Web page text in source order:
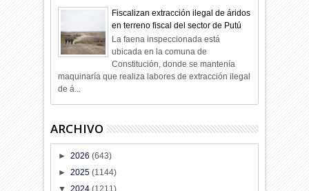
Fiscalizan extracción ilegal de áridos
en terreno fiscal del sector de Putú
La faena inspeccionada está
ubicada en la comuna de
Constitución, donde se mantenía
maquinaría que realiza labores de extracción ilegal
de á...
ARCHIVO
►2026(643)
►2025(1144)